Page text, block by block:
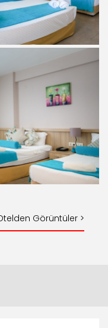
Görüntüler >